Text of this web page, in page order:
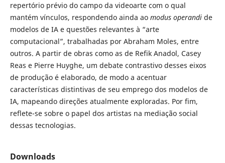
repertório prévio do campo da videoarte com o qual
mantém vínculos, respondendo ainda ao modus operandi de
modelos de IA e questões relevantes à “arte
computacional”, trabalhadas por Abraham Moles, entre
outros. A partir de obras como as de Refik Anadol, Casey
Reas e Pierre Huyghe, um debate contrastivo desses eixos
de produção é elaborado, de modo a acentuar
características distintivas de seu emprego dos modelos de
IA, mapeando direções atualmente exploradas. Por fim,
reflete-se sobre o papel dos artistas na mediação social
dessas tecnologias.
Downloads